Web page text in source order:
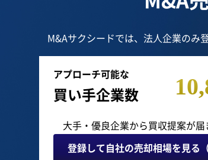
M&Aサクシードでは、法人企業のみ
アプローチ可能な
買い手企業数
大手・優良企業から買収提案が届
登録して自社の売却相場を見る（